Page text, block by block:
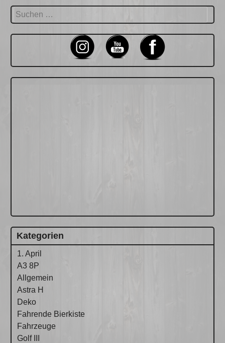
Suchen
nach:
Kategorien
1. April
A3 8P
Allgemein
Astra H
Deko
Fahrende Bierkiste
Fahrzeuge
Golf III